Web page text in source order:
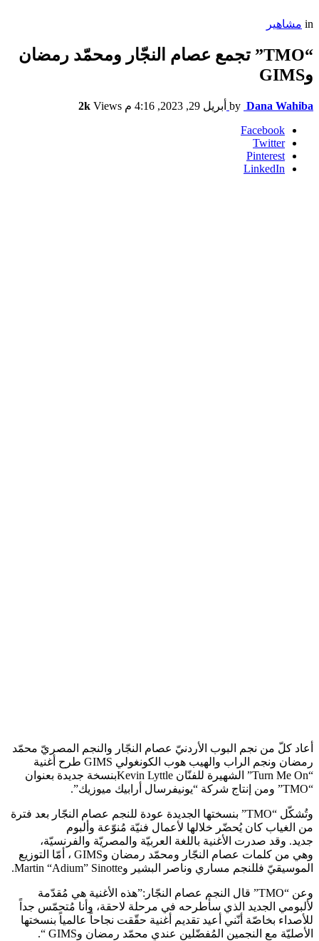
in مشاهير
“TMO” تجمع عصام النجّار ومحمّد رمضان
وGIMS
by Dana Wahiba أبريل 29, 2023, 4:16 م 2k Views
Facebook
Twitter
Pinterest
LinkedIn
أعاد كلّ من نجم البوب الأردنيّ عصام النجّار والنجم المصريّ محمّد
رمضان ونجم الراب والهيب هوب الكونغولي GIMS طرح أغنية
“Turn Me On” الشهيرة للفنّان Kevin Lyttleبنسخة جديدة بعنوان
“TMO” ومن إنتاج شركة “يونيفرسال أرابيك ميوزيك”.
وتُشكّل “TMO” بنسختها الجديدة عودة للنجم عصام النجّار بعد فترة
من الغياب كان يُحضّر خلالها لأعمال فنيّة مُنوّعة وألبوم
جديد. وقد صدرت الأغنية باللغة العربيّة والمصريّة والفرنسيّة،
وهي من كلمات عصام النجّار ومحمّد رمضان وGIMS ، أمّا التوزيع
الموسيقيّ فللنجم مساري وناصر البشير وMartin “Adium” Sinotte.
وعن “TMO” قال النجم عصام النجّار:”هذه الأغنية هي مُقدّمة
لألبومي الجديد الذي سأطرحه في مرحلة لاحقة، وأنا مُتحمّس جداً
للأصداء بخاصّة أنّني أعيد تقديم أغنية حقّقت نجاحاً عالمياً بنسختها
الأصليّة مع النجمين المُفضّلين عندي محمّد رمضان وGIMS “.